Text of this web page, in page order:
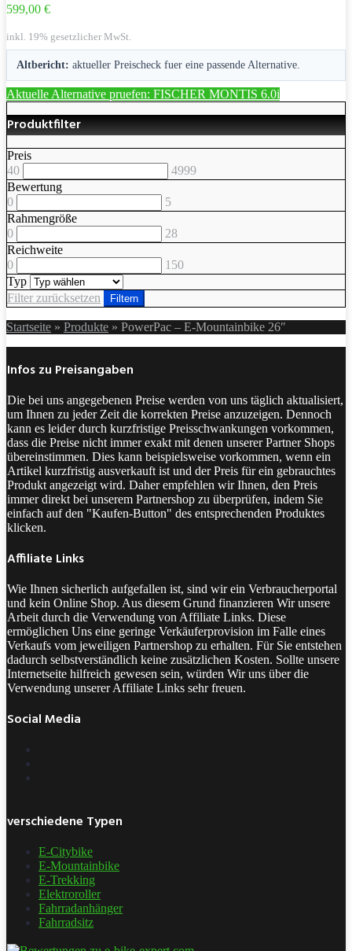
599,00 €
inkl. 19% gesetzlicher MwSt.
Altbericht: aktueller Preischeck fuer eine passende Alternative.
Aktuelle Alternative pruefen: FISCHER MONTIS 6.0i
Produktfilter
Preis
40
4999
Bewertung
0
5
Rahmengröße
0
28
Reichweite
0
150
Typ
Filter zurücksetzen
Filtern
Startseite » Produkte » PowerPac – E-Mountainbike 26″
Infos zu Preisangaben
Die bei uns angegebenen Preise werden von uns täglich aktualisiert,
um Ihnen zu jeder Zeit die korrekten Preise anzuzeigen. Dennoch
kann es leider durch kurzfristige Preisschwankungen vorkommen,
dass die Preise nicht immer exakt mit denen unserer Partner Shops
übereinstimmen. Dies kann beispielsweise vorkommen, wenn ein
Artikel kurzfristig ausverkauft ist und der Preis für ein gebrauchtes
Produkt angezeigt wird. Daher empfehlen wir Ihnen, den Preis
immer direkt bei unserem Partnershop zu überprüfen, indem Sie
einfach auf den "Kaufen-Button" des entsprechenden Produktes
klicken.
Affiliate Links
Wie Ihnen sicherlich aufgefallen ist, sind wir ein Verbraucherportal
und kein Online Shop. Aus diesem Grund finanzieren Wir unsere
Arbeit durch die Verwendung von Affiliate Links. Diese
ermöglichen Uns eine geringe Verkäuferprovision im Falle eines
Verkaufs vom jeweiligen Partnershop zu erhalten. Für Sie entstehen
dadurch selbstverständlich keine zusätzlichen Kosten. Sollte unsere
Internetseite hilfreich gewesen sein, würden Wir uns über die
Verwendung unserer Affiliate Links sehr freuen.
Social Media
verschiedene Typen
E-Citybike
E-Mountainbike
E-Trekking
Elektroroller
Fahrradanhänger
Fahrradsitz